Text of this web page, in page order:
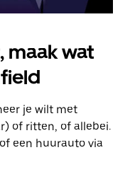
maak wat
je wilt met
of ritten, of allebei.
een huurauto via